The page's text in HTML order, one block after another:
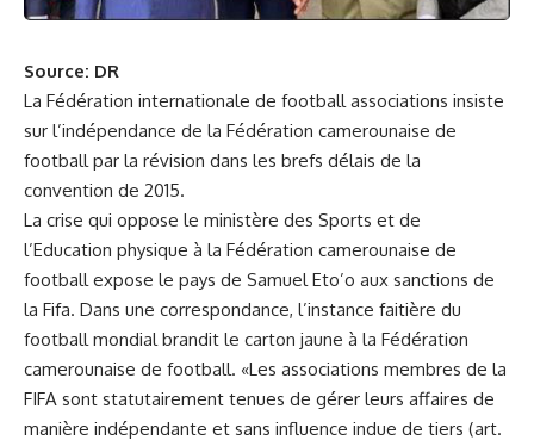
Source: DR
La Fédération internationale de football associations insiste
sur l’indépendance de la Fédération camerounaise de
football par la révision dans les brefs délais de la
convention de 2015.
La crise qui oppose le ministère des Sports et de
l’Education physique à la Fédération camerounaise de
football expose le pays de Samuel Eto’o aux sanctions de
la Fifa. Dans une correspondance, l’instance faitière du
football mondial brandit le carton jaune à la Fédération
camerounaise de football. «Les associations membres de la
FIFA sont statutairement tenues de gérer leurs affaires de
manière indépendante et sans influence indue de tiers (art.